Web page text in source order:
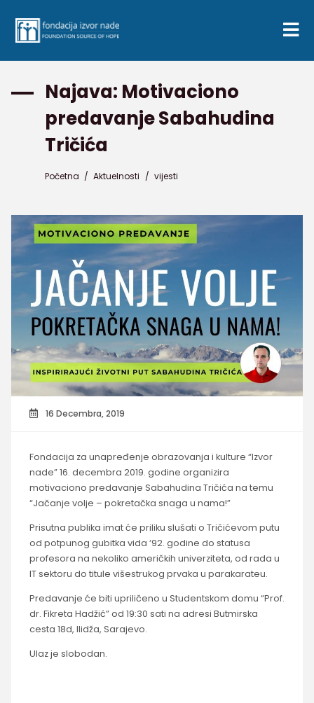
Najava: Motivaciono
predavanje Sabahudina
Tričića
Početna / Aktuelnosti / vijesti
16 Decembra, 2019
Fondacija za unapređenje obrazovanja i kulture “Izvor
nade” 16. decembra 2019. godine organizira
motivaciono predavanje Sabahudina Tričića na temu
“Jačanje volje – pokretačka snaga u nama!”
Prisutna publika imat će priliku slušati o Tričićevom putu
od potpunog gubitka vida ‘92. godine do statusa
profesora na nekoliko američkih univerziteta, od rada u
IT sektoru do titule višestrukog prvaka u parakarateu.
Predavanje će biti upriličeno u Studentskom domu “Prof.
dr. Fikreta Hadžić” od 19:30 sati na adresi Butmirska
cesta 18d, Ilidža, Sarajevo.
Ulaz je slobodan.